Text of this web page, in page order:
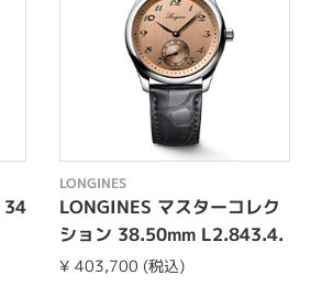
34
LONGINES
LONGINES マスターコレク
ション 38.50mm L2.843.4.
93.2
¥ 403,700 (税込)